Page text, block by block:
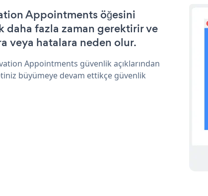
Appointments öğesini
daha fazla zaman gerektirir ve
veya hatalara neden olur.
Appointments güvenlik açıklarından
büyümeye devam ettikçe güvenlik